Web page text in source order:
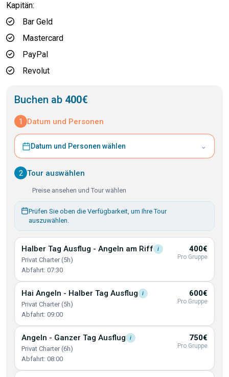
Kapitän:
Bar Geld
Mastercard
PayPal
Revolut
Buchen ab 400€
1 Datum und Personen
Datum und Personen wählen ⌄
2 Tour auswählen
Preise ansehen und Tour wählen
Prüfen Sie oben die Verfügbarkeit, um Ihre Tour
auszuwählen.
Halber Tag Ausflug - Angeln am Riff i
Privat Charter (5h)
Abfahrt: 07:30
400€
Pro Gruppe
Hai Angeln - Halber Tag Ausflug i
Privat Charter (5h)
Abfahrt: 09:00
600€
Pro Gruppe
Angeln - Ganzer Tag Ausflug i
Privat Charter (6h)
Abfahrt: 08:00
750€
Pro Gruppe